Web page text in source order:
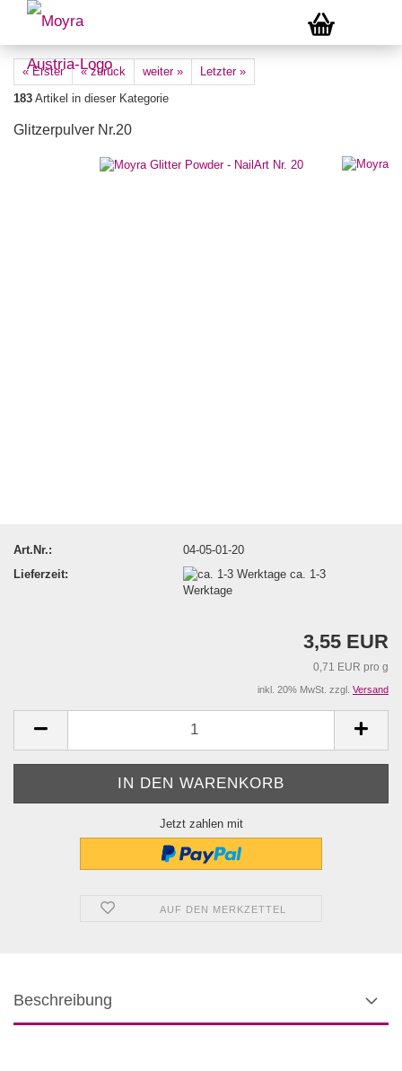
« Erster « zurück weiter »
Letzter »
183 Artikel in dieser Kategorie
Glitzerpulver Nr.20
Art.Nr.:
04-05-01-20
Lieferzeit:
ca. 1-3
Werktage
3,55 EUR
0,71 EUR pro g
inkl. 20% MwSt. zzgl. Versand
Jetzt zahlen mit
AUF DEN MERKZETTEL
Beschreibung